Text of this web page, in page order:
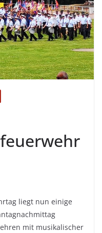
liegt nun einige
mit musikalischer